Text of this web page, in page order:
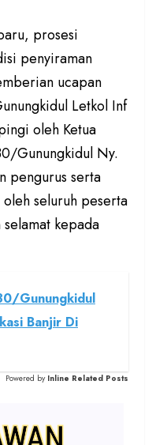
prosesi
penyiraman
ucapan
Letkol Inf
oleh Ketua
Gunungkidul Ny.
pengurus serta
seluruh peserta
kepada
Gunungkidul
Banjir Di
Powered by Inline Related Posts